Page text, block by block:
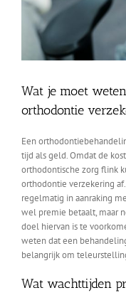
Wat je moet
orthodontie
Een
tijd als geld. Omdat de
orthodontische zorg flink
orthodontie verzekering
regelmatig in aanraking
wel premie betaalt, maar
doel hiervan is te
weten dat een
belangrijk om
Wat wachttijden